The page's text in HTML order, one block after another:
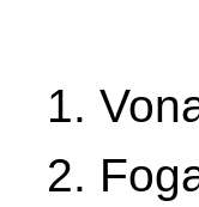
1.
2.